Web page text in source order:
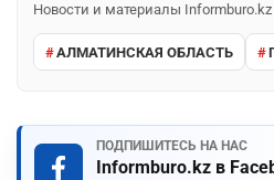
Новости и материалы
АЛМАТИНСКАЯ ОБЛАСТЬ
ПОДПИШИТЕСЬ НА НАС
Informburo.kz в